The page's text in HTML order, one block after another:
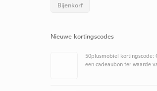
Bijenkorf
Nieuwe kortingscodes
50plusmobiel kortingscode:
een cadeaubon ter waarde